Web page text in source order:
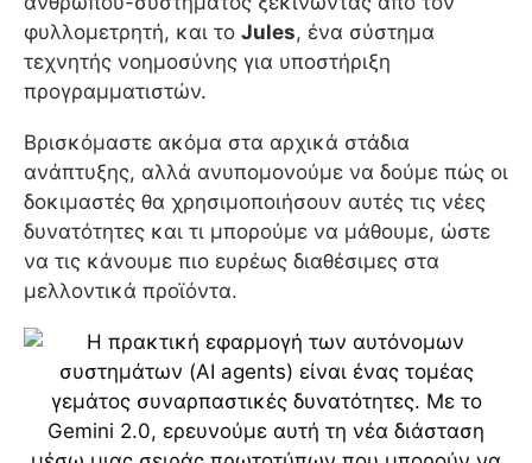
φυλλομετρητή, και το Jules, ένα σύστημα
τεχνητής νοημοσύνης για υποστήριξη
προγραμματιστών.
Βρισκόμαστε ακόμα στα αρχικά στάδια
ανάπτυξης, αλλά ανυπομονούμε να δούμε πώς οι
δοκιμαστές θα χρησιμοποιήσουν αυτές τις νέες
δυνατότητες και τι μπορούμε να μάθουμε, ώστε
να τις κάνουμε πιο ευρέως διαθέσιμες στα
μελλοντικά προϊόντα.